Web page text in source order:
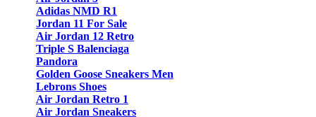
Adidas NMD R1
Jordan 11 For Sale
Air Jordan 12 Retro
Triple S Balenciaga
Pandora
Golden Goose Sneakers Men
Lebrons Shoes
Air Jordan Retro 1
Air Jordan Sneakers